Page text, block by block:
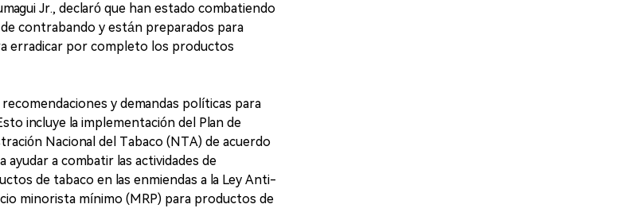
Jr., declaró que han estado combatiendo
contrabando y están preparados para
erradicar por completo los productos
y demandas políticas para
incluye la implementación del Plan de
Nacional del Tabaco (NTA) de acuerdo
ayudar a combatir las actividades de
de tabaco en las enmiendas a la Ley Anti-
minorista mínimo (MRP) para productos de